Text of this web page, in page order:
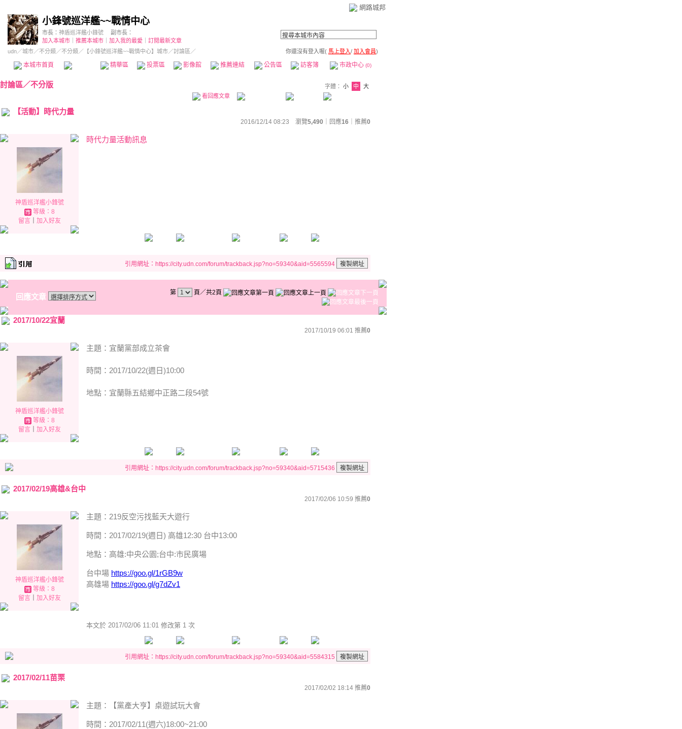
網路城邦
小鋒號巡洋艦~~戰情中心
市長： 神盾巡洋艦小鋒號
副市長：
加入本城市
推薦本城市 加入我的最愛
訂閱最新文章
udn／城市／不分類 ／不分類 ／ 【小鋒號巡洋艦~~戰情中心】城市／討論區／ 你還沒有登入喔( 馬上登入/ 加入會員)
本城市首頁 精華區 投票區 影像館 推薦連結 公告區 訪客簿 市政中心 (0)
討論區／不分版 字體： 小 中
大
看回應文章
【活動】時代力量
2016/12/14 08:23 瀏覽5,490 ｜回應16 推薦0
神盾巡洋艦小鋒號
等級：8
留言｜ 加入好友
時代力量活動訊息
引用網址：https://city.udn.com/forum/trackback.jsp?no=59340&aid=5565594
回應文章 第 頁／共2頁
2017/10/22宜蘭
2017/10/19 06:01 推薦0
神盾巡洋艦小鋒號
等級：8
留言｜ 加入好友
主題：宜蘭黨部成立茶會
時間：2017/10/22(週日)10:00
地點：宜蘭縣五結鄉中正路二段54號
引用網址：https://city.udn.com/forum/trackback.jsp?no=59340&aid=5715436
2017/02/19高雄&台中
2017/02/06 10:59 推薦0
神盾巡洋艦小鋒號
等級：8
留言｜ 加入好友
主題：219反空污找藍天大遊行
時間：2017/02/19(週日) 高雄12:30 台中13:00
地點：高雄:中央公園;台中:市民廣場
台中場 https://goo.gl/1rGB9w
高雄場 https://goo.gl/g7dZv1
本文於 2017/02/06 11:01 修改第 1 次
引用網址：https://city.udn.com/forum/trackback.jsp?no=59340&aid=5584315
2017/02/11苗栗
2017/02/02 18:14 推薦0
主題：【黨產大亨】桌遊試玩大會
時間：2017/02/11(週六)18:00~21:00